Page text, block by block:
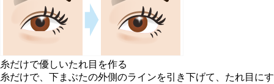
糸だけで優しいたれ目を作る
糸だけで、下まぶたの外側のラインを引き下げて、たれ目にす